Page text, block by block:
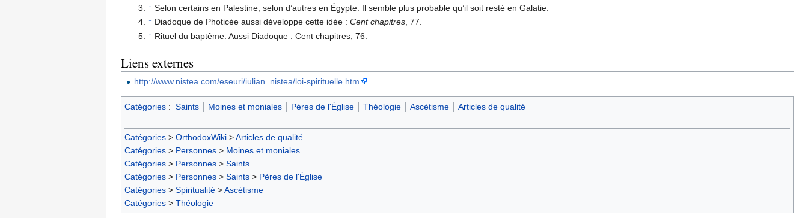
↑ Selon certains en Palestine, selon d’autres en Égypte. Il semble plus probable qu’il soit resté en Galatie.
↑ Diadoque de Photicée aussi développe cette idée : Cent chapitres, 77.
↑ Rituel du baptême. Aussi Diadoque : Cent chapitres, 76.
Liens externes
http://www.nistea.com/eseuri/iulian_nistea/loi-spirituelle.htm
Catégories : Saints Moines et moniales Pères de l'Église Théologie Ascétisme Articles de qualité
Catégories > OrthodoxWiki >Articles de qualité
Catégories > Personnes > Moines et moniales
Catégories > Personnes > Saints
Catégories > Personnes > Saints > Pères de l'Église
Catégories > Spiritualité >Ascétisme
Catégories > Théologie